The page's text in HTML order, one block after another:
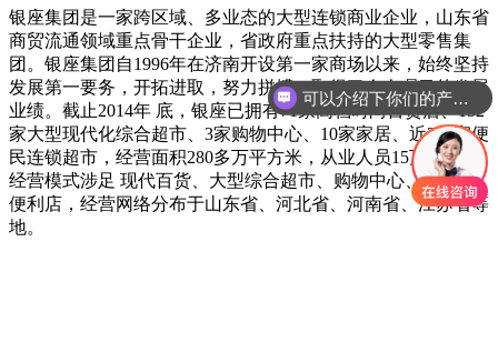
银座集团是一家跨区域、多业态的大型连锁商业企业，山东省
商贸流通领域重点骨干企业，省政府重点扶持的大型零售集
团。银座集团自1996年在济南开设第一家商场以来，始终坚持
发展第一要务，开拓进取，努力拼搏，取得了令人瞩目的发展
业绩。截止2014年 底，银座已拥有71家高档时尚百货店、132
家大型现代化综合超市、3家购物中心、10家家居、近200家便
民连锁超市，经营面积280多万平方米，从业人员15万多人，
经营模式涉足 现代百货、大型综合超市、购物中心、家居、
便利店，经营网络分布于山东省、河北省、河南省、江苏省等
地。
可以介绍下你们的产品么